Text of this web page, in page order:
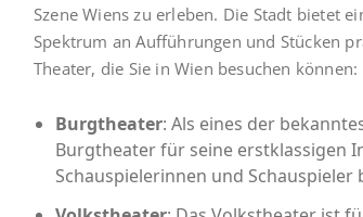
Szene Wiens zu erleben. Die Stadt bietet
Spektrum an Aufführungen und Stücken
Theater, die Sie in Wien besuchen können:
Burgtheater: Als eines der
Burgtheater für seine erstklassigen
Schauspielerinnen und Schauspieler